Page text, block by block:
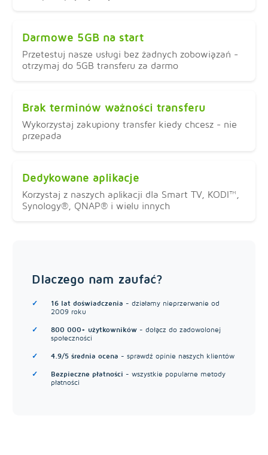
Darmowe 5GB na start
Przetestuj nasze usługi bez żadnych zobowiązań -
otrzymaj do 5GB transferu za darmo
Brak terminów ważności transferu
Wykorzystaj zakupiony transfer kiedy chcesz - nie
przepada
Dedykowane aplikacje
Korzystaj z naszych aplikacji dla Smart TV, KODI™,
Synology®, QNAP® i wielu innych
Dlaczego nam zaufać?
16 lat doświadczenia - działamy nieprzerwanie od
2009 roku
800 000+ użytkowników - dołącz do zadowolonej
społeczności
4.9/5 średnia ocena - sprawdź opinie naszych klientów
Bezpieczne płatności - wszystkie popularne metody
płatności